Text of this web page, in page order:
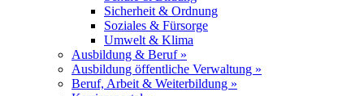
Sicherheit & Ordnung
Soziales & Fürsorge
Umwelt & Klima
Ausbildung & Beruf »
Ausbildung öffentliche Verwaltung »
Beruf, Arbeit & Weiterbildung »